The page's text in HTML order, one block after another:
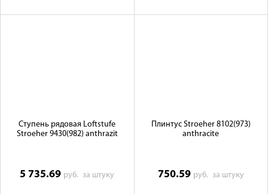
Ступень рядовая Loftstufe
Stroeher 9430(982) anthrazit
5 735.69 руб.за штуку
Плинтус Stroeher 8102(973)
anthracite
750.59 руб. за штуку